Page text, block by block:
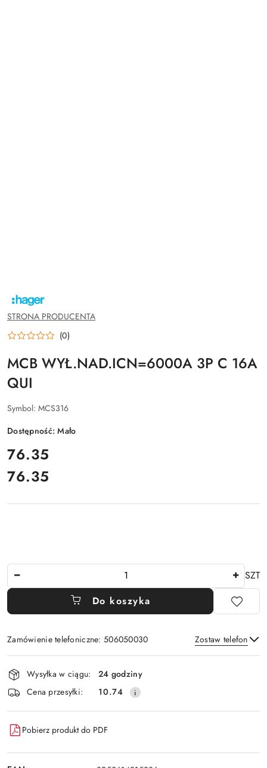
NAZWA
PRODUCENTA:
HAGER
STRONA PRODUCENTA
(0)
MCB WYŁ.NAD.ICN=6000A 3P C 16A
QUI
Symbol: MCS316
Dostępność:Mało
cena:
76.35
Cena:
76.35
SZT
Do koszyka
Zamówienie telefoniczne: 506050030 Zostaw telefon
Wyślij
Dostępność
i
dostawa
Wysyłka w ciągu:
24 godziny
Cena przesyłki:
10.74
Pobierz produkt do PDF